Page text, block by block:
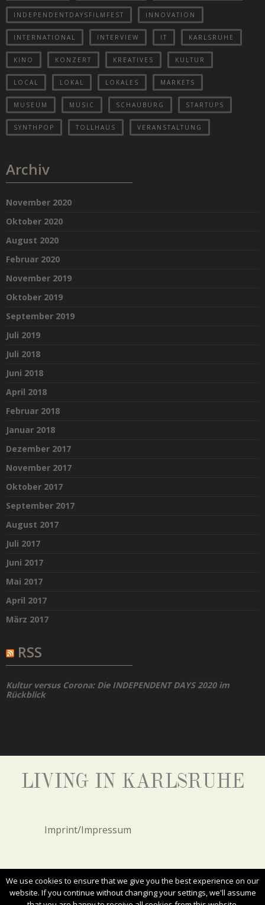
INDEPENDENTDAYSFILMFEST INNOVATION
INTERNATIONAL INTERVIEW IT KARLSRUHE
KINO KONZERT KREATIVES KULTUR
LOCAL LOKAL LOKALES MARKETS
MUSEUM MUSIC SCHAUBURG STARTUPS
SYNTHPOP TOLLHAUS VERANSTALTUNG
Archiv
November 2020
Oktober 2020
August 2020
Februar 2020
November 2019
Oktober 2019
September 2019
Juli 2019
Juli 2018
Juni 2018
April 2018
Februar 2018
Januar 2018
Dezember 2017
November 2017
Oktober 2017
September 2017
August 2017
Juli 2017
Juni 2017
Mai 2017
April 2017
März 2017
RSS
Kultur versus Corona: Die INDEPENDENT DAYS 2020 im
Rückblick
LIVING IN KARLSRUHE
Imprint/Impressum
Privacy Policy/Datenschutz
We use cookies to ensure that we give you the best experience on our
website. If you continue without changing your settings, we'll assume